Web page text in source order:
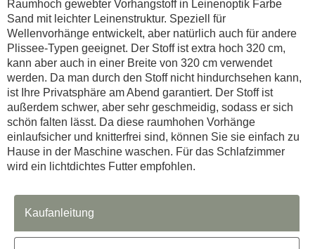
Raumhoch gewebter Vorhangstoff in Leinenoptik Farbe
Sand mit leichter Leinenstruktur. Speziell für
Wellenvorhänge entwickelt, aber natürlich auch für andere
Plissee-Typen geeignet. Der Stoff ist extra hoch 320 cm,
kann aber auch in einer Breite von 320 cm verwendet
werden. Da man durch den Stoff nicht hindurchsehen kann,
ist Ihre Privatsphäre am Abend garantiert. Der Stoff ist
außerdem schwer, aber sehr geschmeidig, sodass er sich
schön falten lässt. Da diese raumhohen Vorhänge
einlaufsicher und knitterfrei sind, können Sie sie einfach zu
Hause in der Maschine waschen. Für das Schlafzimmer
wird ein lichtdichtes Futter empfohlen.
Kaufanleitung